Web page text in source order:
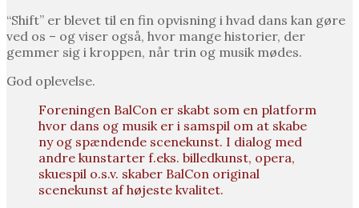
“Shift” er blevet til en fin opvisning i hvad dans kan gøre
ved os – og viser også, hvor mange historier, der
gemmer sig i kroppen, når trin og musik mødes.
God oplevelse.
Foreningen BalCon er skabt som en platform
hvor dans og musik er i samspil om at skabe
ny og spændende scenekunst. I dialog med
andre kunstarter f.eks. billedkunst, opera,
skuespil o.s.v. skaber BalCon original
scenekunst af højeste kvalitet.